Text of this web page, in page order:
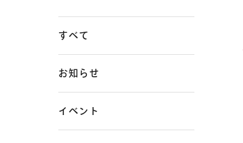
すべて
お知らせ
イベント